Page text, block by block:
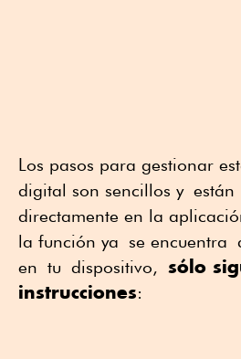
Los pasos para gestionar
digital son sencillos y están
directamente en la
la función ya se encuentra
en tu dispositivo, sólo
instrucciones: